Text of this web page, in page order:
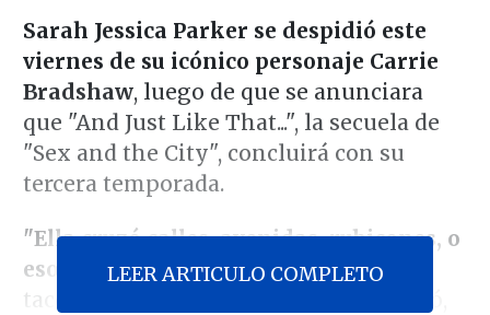
Sarah Jessica Parker se despidió este
viernes de su icónico personaje Carrie
Bradshaw, luego de que se anunciara
que "And Just Like That...", la secuela de
"Sex and the City", concluirá con su
tercera temporada.
"Ella cruzó calles, avenidas, rubicones, o
eso parecía.Ella rompió corazones,
tacones, hábitos. Ella amó, perdió, ganó,
LEER ARTICULO COMPLETO